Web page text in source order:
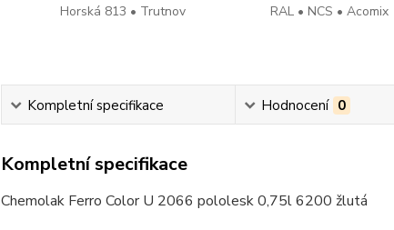
Horská 813 • Trutnov
RAL • NCS • Acomix
Kompletní specifikace Hodnocení 0
Kompletní specifikace
Chemolak Ferro Color U 2066 pololesk 0,75l 6200 žlutá